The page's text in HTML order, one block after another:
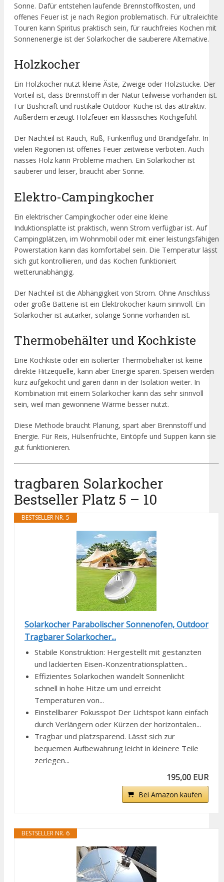
Sonne. Dafür entstehen laufende Brennstoffkosten, und
offenes Feuer ist je nach Region problematisch. Für ultraleichte
Touren kann Spiritus praktisch sein, für rauchfreies Kochen mit
Sonnenenergie ist der Solarkocher die sauberere Alternative.
Holzkocher
Ein Holzkocher nutzt kleine Äste, Zweige oder Holzstücke. Der
Vorteil ist, dass Brennstoff in der Natur teilweise vorhanden ist.
Für Bushcraft und rustikale Outdoor-Küche ist das attraktiv.
Außerdem erzeugt Holzfeuer ein klassisches Kochgefühl.
Der Nachteil ist Rauch, Ruß, Funkenflug und Brandgefahr. In
vielen Regionen ist offenes Feuer zeitweise verboten. Auch
nasses Holz kann Probleme machen. Ein Solarkocher ist
sauberer und leiser, braucht aber Sonne.
Elektro-Campingkocher
Ein elektrischer Campingkocher oder eine kleine
Induktionsplatte ist praktisch, wenn Strom verfügbar ist. Auf
Campingplätzen, im Wohnmobil oder mit einer leistungsfähigen
Powerstation kann das komfortabel sein. Die Temperatur lässt
sich gut kontrollieren, und das Kochen funktioniert
wetterunabhängig.
Der Nachteil ist die Abhängigkeit von Strom. Ohne Anschluss
oder große Batterie ist ein Elektrokocher kaum sinnvoll. Ein
Solarkocher ist autarker, solange Sonne vorhanden ist.
Thermobehälter und Kochkiste
Eine Kochkiste oder ein isolierter Thermobehälter ist keine
direkte Hitzequelle, kann aber Energie sparen. Speisen werden
kurz aufgekocht und garen dann in der Isolation weiter. In
Kombination mit einem Solarkocher kann das sehr sinnvoll
sein, weil man gewonnene Wärme besser nutzt.
Diese Methode braucht Planung, spart aber Brennstoff und
Energie. Für Reis, Hülsenfrüchte, Eintöpfe und Suppen kann sie
gut funktionieren.
tragbaren Solarkocher
Bestseller Platz 5 – 10
BESTSELLER NR. 5
Solarkocher Parabolischer Sonnenofen, Outdoor
Tragbarer Solarkocher...
Stabile Konstruktion: Hergestellt mit gestanzten
und lackierten Eisen-Konzentrationsplatten...
Effizientes Solarkochen wandelt Sonnenlicht
schnell in hohe Hitze um und erreicht
Temperaturen von...
Einstellbarer Fokusspot Der Lichtspot kann einfach
durch Verlängern oder Kürzen der horizontalen...
Tragbar und platzsparend. Lässt sich zur
bequemen Aufbewahrung leicht in kleinere Teile
zerlegen...
195,00 EUR
Bei Amazon kaufen
BESTSELLER NR. 6